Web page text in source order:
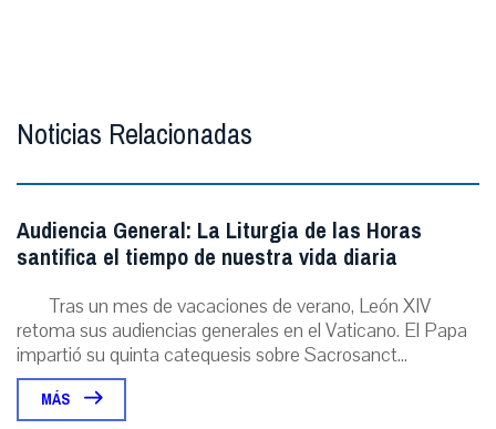
Noticias Relacionadas
Audiencia General: La Liturgia de las Horas
santifica el tiempo de nuestra vida diaria
Tras un mes de vacaciones de verano, León XIV
retoma sus audiencias generales en el Vaticano. El Papa
impartió su quinta catequesis sobre Sacrosanct...
MÁS